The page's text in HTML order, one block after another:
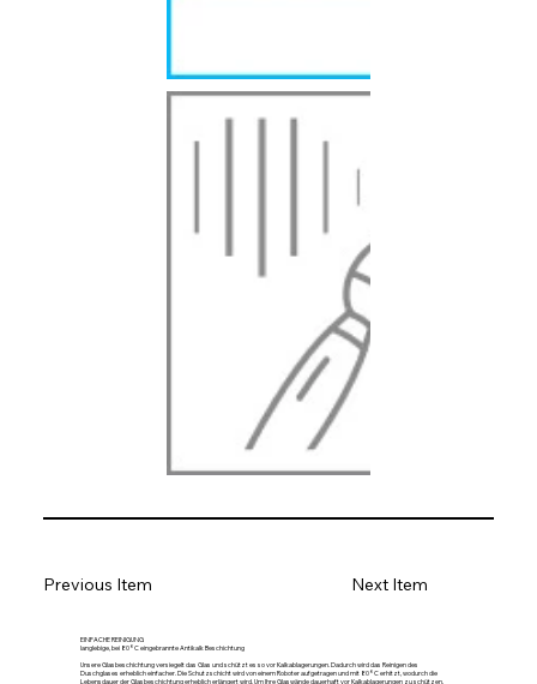
Next Item
Previous Item
EINFACHE REINIGUNG
langlebige, bei 80°C eingebrannte Antikalk Beschichtung
Unsere Glasbeschichtung versiegelt das Glas und schützt es so vor Kalkablagerungen. Dadurch wird das Reinigen des
Duschglases erheblich einfacher. Die Schutzschicht wird von einem Roboter aufgetragen und mit 80°C erhitzt, wodurch die
Lebensdauer der Glasbeschichtung erheblich erlängert wird. Um Ihre Glaswände dauerhaft vor Kalkablagerungen zu schützen,